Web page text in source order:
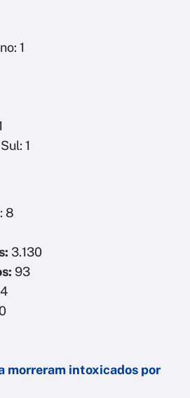
1
1
8
3.130
93
morreram intoxicados por